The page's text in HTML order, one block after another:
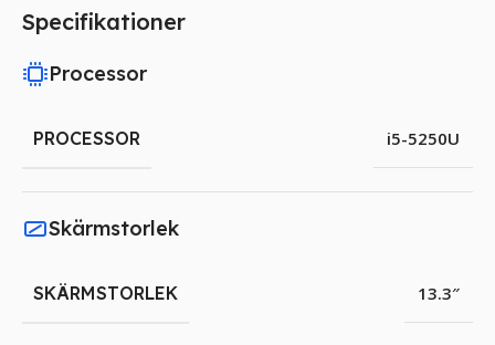
Specifikationer
Processor
PROCESSOR i5-5250U
Skärmstorlek
SKÄRMSTORLEK 13.3″